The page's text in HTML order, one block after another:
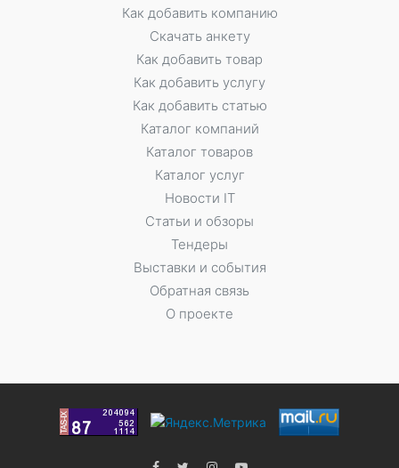
Как добавить компанию
Скачать анкету
Как добавить товар
Как добавить услугу
Как добавить статью
Каталог компаний
Каталог товаров
Каталог услуг
Новости IT
Статьи и обзоры
Тендеры
Выставки и события
Обратная связь
О проекте